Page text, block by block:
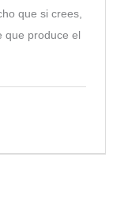
que si crees,
que produce el